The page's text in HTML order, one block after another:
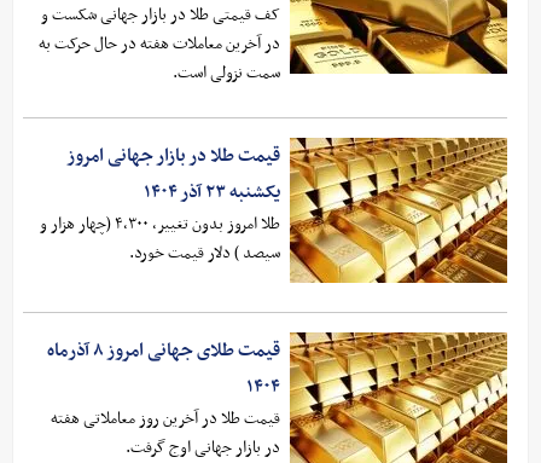
کف قیمتی طلا در بازار جهانی شکست و
در آخرین معاملات هفته در حال حرکت به
سمت نزولی است.
قیمت طلا در بازار جهانی امروز
یکشنبه ۲۳ آذر ۱۴۰۴
طلا امروز بدون تغییر، ۴,۳۰۰ (چهار هزار و
سیصد ) دلار قیمت خورد.
قیمت طلای جهانی امروز ۸ آذرماه
۱۴۰۴
قیمت طلا در آخرین روز معاملاتی هفته
در بازار جهانی اوج گرفت.